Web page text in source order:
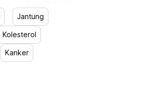
Jantung
Kolesterol
Kanker